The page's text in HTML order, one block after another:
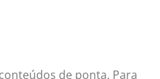
de ponta. Para